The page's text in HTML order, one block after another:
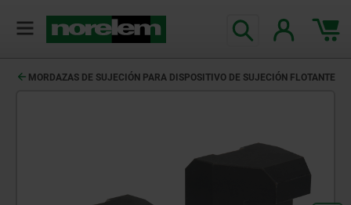
MORDAZAS DE SUJECIÓN PARA DISPOSITIVO DE SUJECIÓN FLOTANTE